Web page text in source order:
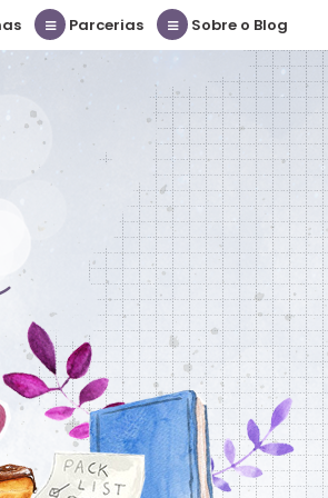
Parcerias Sobre o Blog